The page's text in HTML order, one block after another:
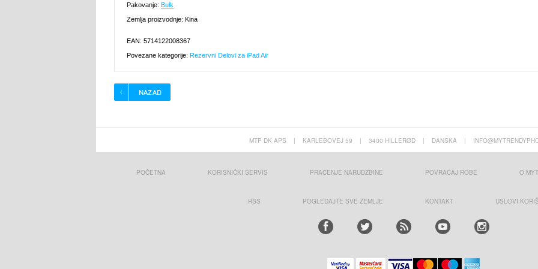
Pakovanje: Bulk
Zemlja proizvodnje: Kina
EAN: 5714122008367
Povezane kategorije: Rezervni Delovi za iPad Air
MTP DK APS | KARLEBOVEJ 59 | 3400 HILLERØD | DANSKA |
POČETNA KORISNIČKI SERVIS PRAĆENJE NARUDŽBINE POVRAĆAJ ROBE O
RSS POGLEDAJTE SVE ZEMLJE KONTAKT USLOVI